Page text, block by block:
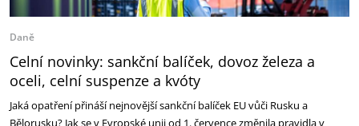
Daně
Celní novinky: sankční balíček, dovoz železa a
oceli, celní suspenze a kvóty
Jaká opatření přináší nejnovější sankční balíček EU vůči Rusku a
Bělorusku? Jak se v Evropské unii od 1. července změnila pravidla v